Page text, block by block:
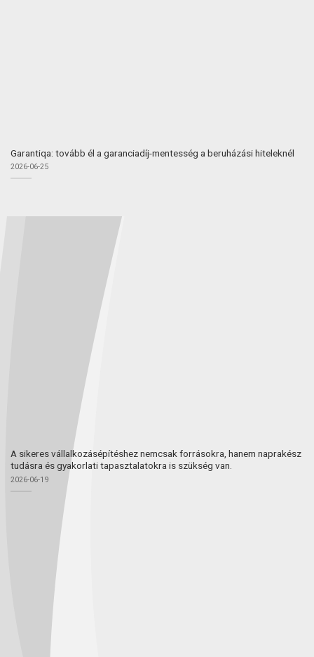
Garantiqa: tovább él a garanciadíj-mentesség a beruházási hiteleknél
2026-06-25
A sikeres vállalkozásépítéshez nemcsak forrásokra, hanem naprakész
tudásra és gyakorlati tapasztalatokra is szükség van.
2026-06-19